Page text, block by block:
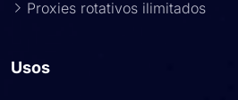
Proxies rotativos ilimitados
Usos